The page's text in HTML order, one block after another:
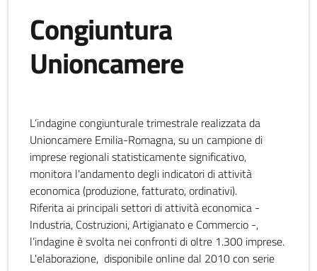
Congiuntura
Unioncamere
L’indagine congiunturale trimestrale realizzata da
Unioncamere Emilia-Romagna, su un campione di
imprese regionali statisticamente significativo,
monitora l'andamento degli indicatori di attività
economica (produzione, fatturato, ordinativi).
Riferita ai principali settori di attività economica -
Industria, Costruzioni, Artigianato e Commercio -,
l’indagine è svolta nei confronti di oltre 1.300 imprese.
L'elaborazione, disponibile online dal 2010 con serie